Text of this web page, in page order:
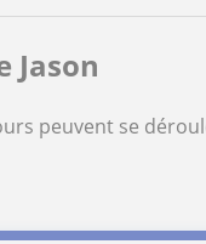
Jason
peuvent se